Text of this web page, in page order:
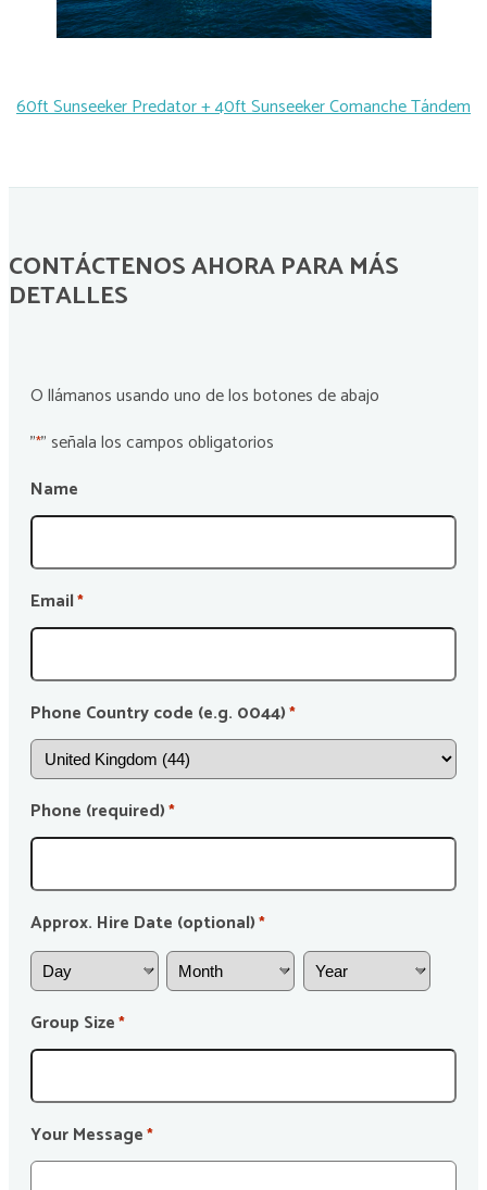
60ft Sunseeker Predator + 40ft Sunseeker Comanche Tándem
CONTÁCTENOS AHORA PARA MÁS
DETALLES
O llámanos usando uno de los botones de abajo
"*" señala los campos obligatorios
Name
Email*
Phone Country code (e.g. 0044) *
Phone (required) *
Approx. Hire Date (optional) *
Group Size *
Your Message *